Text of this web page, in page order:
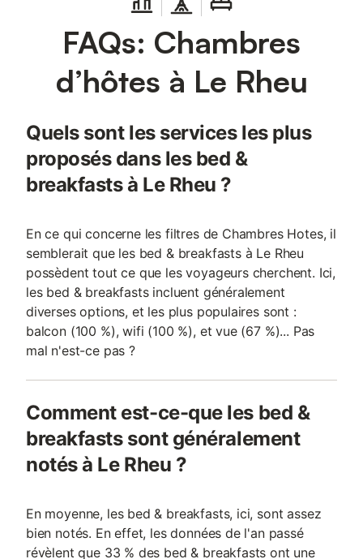
FAQs: Chambres
d’hôtes à Le Rheu
Quels sont les services les plus
proposés dans les bed &
breakfasts à Le Rheu ?
En ce qui concerne les filtres de Chambres Hotes, il
semblerait que les bed & breakfasts à Le Rheu
possèdent tout ce que les voyageurs cherchent. Ici,
les bed & breakfasts incluent généralement
diverses options, et les plus populaires sont :
balcon (100 %), wifi (100 %), et vue (67 %)... Pas
mal n'est-ce pas ?
Comment est-ce-que les bed &
breakfasts sont généralement
notés à Le Rheu ?
En moyenne, les bed & breakfasts, ici, sont assez
bien notés. En effet, les données de l'an passé
révèlent que 33 % des bed & breakfasts ont une